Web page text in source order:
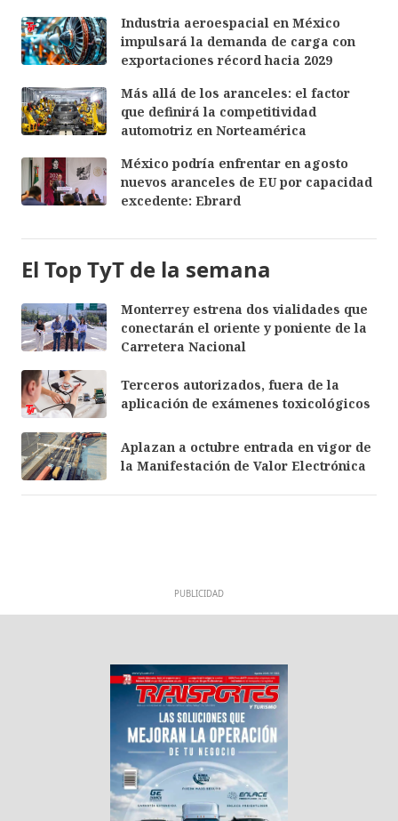
Industria aeroespacial en México
impulsará la demanda de carga con
exportaciones récord hacia 2029
Más allá de los aranceles: el factor
que definirá la competitividad
automotriz en Norteamérica
México podría enfrentar en agosto
nuevos aranceles de EU por capacidad
excedente: Ebrard
El Top TyT de la semana
Monterrey estrena dos vialidades que
conectarán el oriente y poniente de la
Carretera Nacional
Terceros autorizados, fuera de la
aplicación de exámenes toxicológicos
Aplazan a octubre entrada en vigor de
la Manifestación de Valor Electrónica
PUBLICIDAD